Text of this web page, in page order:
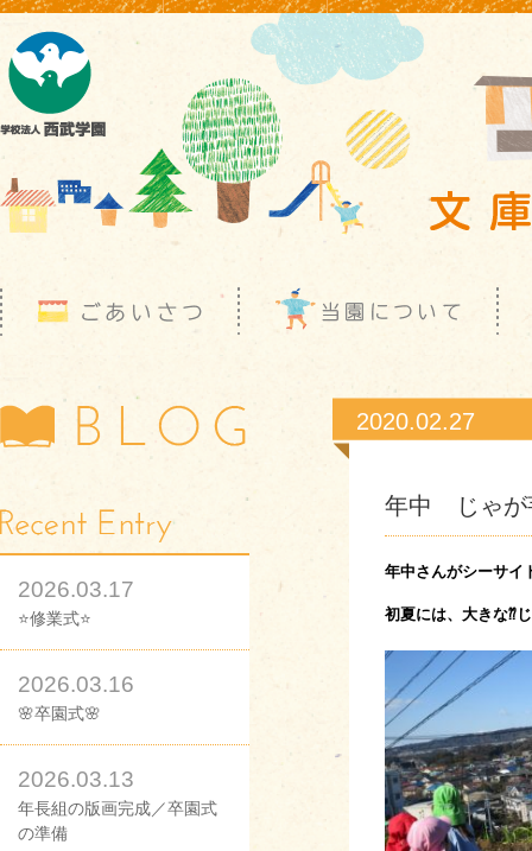
2026.03.17
⭐修業式⭐
2026.03.16
🌸卒園式🌸
2026.03.13
年長組の版画完成／卒園式
の準備
2020.02.27
年中 じゃが
年中さんがシーサイ
初夏には、大きな⁇